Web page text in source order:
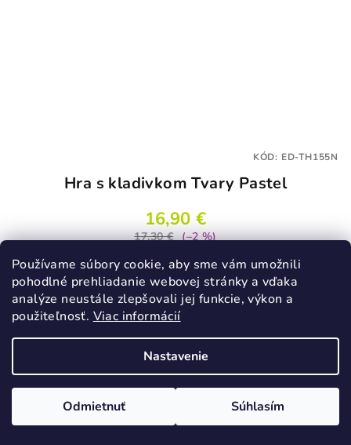
Používame súbory cookie, aby sme vám umožnili
pohodlné prehliadanie webovej stránky a vďaka
analýze neustále zlepšovali jej funkcie, výkon a
použiteľnosť. Viac informácií
Nastavenie
Odmietnuť Súhlasím
Hra s kladivkom Tvary Pastel
16,90 €
17,30 € (–2 %)
Skladom
Do košíka
KÓD: ED-TH155N
Podobné produkty